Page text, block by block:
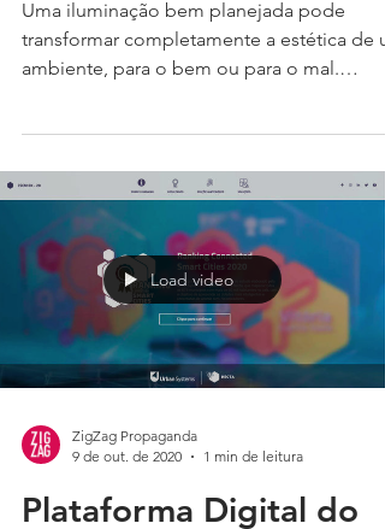
marca brilhar.
Uma iluminação bem planejada pode
ambiente, para o bem ou para o mal.
Load video
ZigZag Propaganda
9 de out. de 2020
1 min de leitura